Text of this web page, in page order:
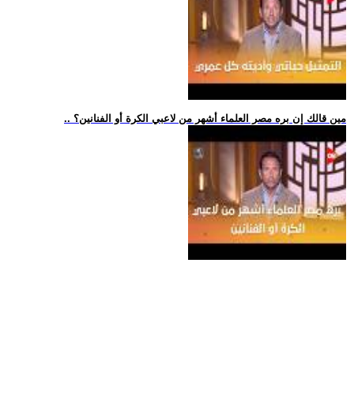
.. مين قالك إن بره مصر العلماء أشهر من لاعبي الكرة أو الفنانين؟